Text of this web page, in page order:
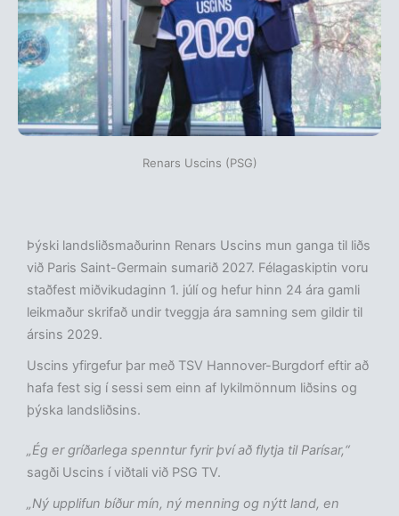
Renars Uscins (PSG)
Þýski landsliðsmaðurinn Renars Uscins mun ganga til liðs
við Paris Saint-Germain sumarið 2027. Félagaskiptin voru
staðfest miðvikudaginn 1. júlí og hefur hinn 24 ára gamli
leikmaður skrifað undir tveggja ára samning sem gildir til
ársins 2029.
Uscins yfirgefur þar með TSV Hannover-Burgdorf eftir að
hafa fest sig í sessi sem einn af lykilmönnum liðsins og
þýska landsliðsins.
„Ég er gríðarlega spenntur fyrir því að flytja til Parísar,“
sagði Uscins í viðtali við PSG TV.
„Ný upplifun bíður mín, ný menning og nýtt land, en